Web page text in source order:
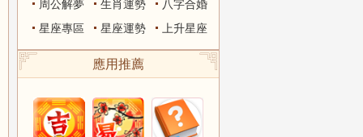
周公解夢 生肖運勢
八字合婚
星座專區
星座運勢 上升星座
應用推薦